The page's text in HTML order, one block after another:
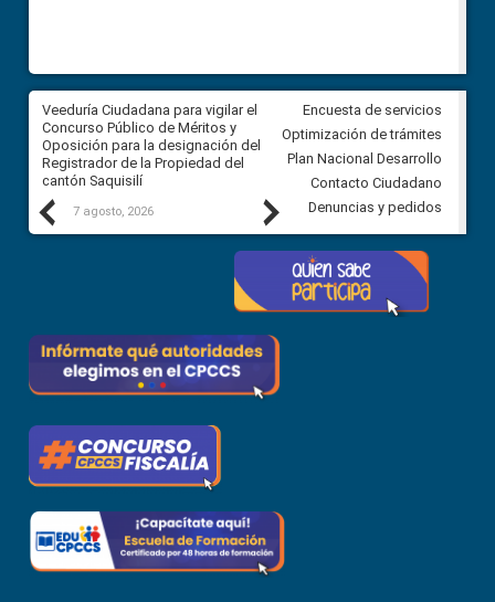
Previous
Veeduría Ciudadana para vigilar el
Concurso Público de Méritos y
Oposición para la designación del
Registrador de la Propiedad del
cantón Saquisilí
7 agosto, 2026
Veeduría Ciudadana para
construcción del asfaltado de
Ballenita del cantón Santa
7 agosto, 2026
Next
Encuesta de servicios
Optimización de trámites
Plan Nacional Desarrollo
Contacto Ciudadano
Denuncias y pedidos